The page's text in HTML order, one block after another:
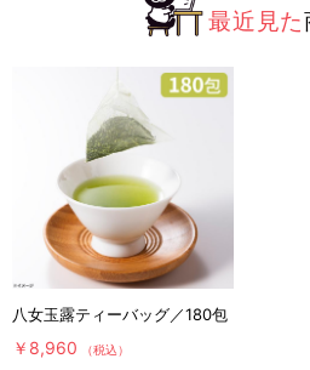
最近見た
八女玉露ティーバッグ／180包
￥8,960 （税込）